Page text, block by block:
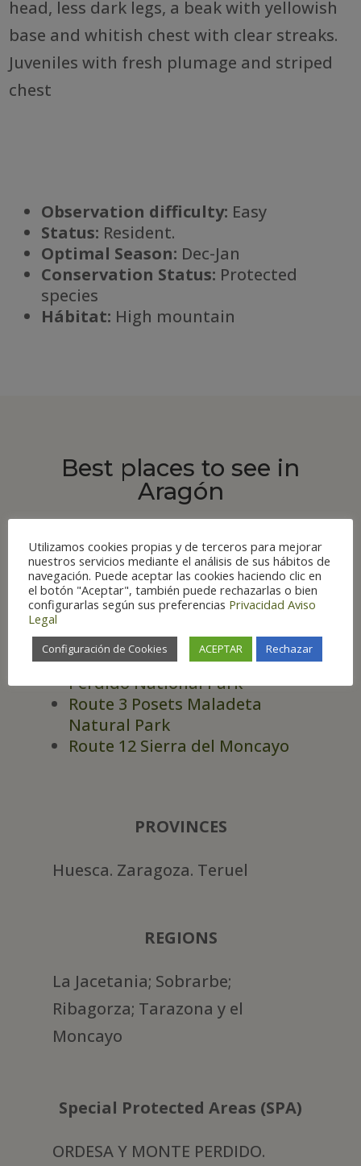
head, less dark legs, a beak with yellowish
base and whitish chest with clear streaks.
Juveniles with fresh plumage and striped
chest
Observation difficulty: Easy
Status: Resident.
Optimal Season: Dec-Jan
Conservation Status: Protected
species
Hábitat: High mountain
Best places to see in
Aragón
ROUTES
Route 1 The Western Valleys
Natural Park
Route 2 Ordesa and Monte
Perdido National Park
Route 3 Posets Maladeta
Natural Park
Route 12 Sierra del Moncayo
PROVINCES
Huesca. Zaragoza. Teruel
REGIONS
La Jacetania; Sobrarbe;
Ribagorza; Tarazona y el
Moncayo
Special Protected Areas (SPA)
ORDESA Y MONTE PERDIDO.
Utilizamos cookies propias y de terceros para mejorar
nuestros servicios mediante el análisis de sus hábitos de
navegación. Puede aceptar las cookies haciendo clic en
el botón "Aceptar", también puede rechazarlas o bien
configurarlas según sus preferencias Privacidad Aviso
Legal
Configuración de Cookies ACEPTAR Rechazar